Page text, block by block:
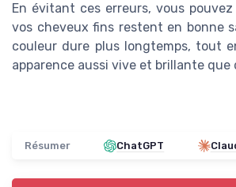
En évitant ces erreurs, vous
vos cheveux fins restent en bonne
couleur dure plus longtemps, tout
apparence aussi vive et brillante que
Résumer ChatGPT